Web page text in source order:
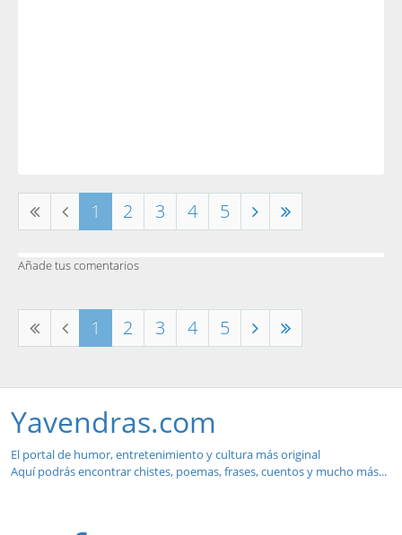
1 2 3 4 5
Añade tus comentarios
1 2 3 4 5
Yavendras.com
El portal de humor, entretenimiento y cultura más original
Aquí podrás encontrar chistes, poemas, frases, cuentos y mucho más...